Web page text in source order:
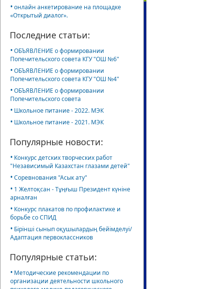
•онлайн анкетирование на площадке
«Открытый диалог».
Последние статьи:
•ОБЪЯВЛЕНИЕ о формировании
Попечительского совета КГУ "ОШ №6"
•ОБЪЯВЛЕНИЕ о формировании
Попечительского совета КГУ "ОШ №4"
•ОБЪЯВЛЕНИЕ о формировании
Попечительского совета
• Школьное питание - 2022. МЭК
• Школьное питание - 2021. МЭК
Популярные новости:
• Конкурс детских творческих работ
"Независимый Казахстан глазами детей"
•Соревнования "Асык ату"
• 1 Желтоқсан - Тұңғыш Президент күніне
арналған
• Конкурс плакатов по профилактике и
борьбе со СПИД
• Бірінші сынып оқушылардың бейімделуі/
Адаптация первоклассников
Популярные статьи:
• Методические рекомендации по
организации деятельности школьного